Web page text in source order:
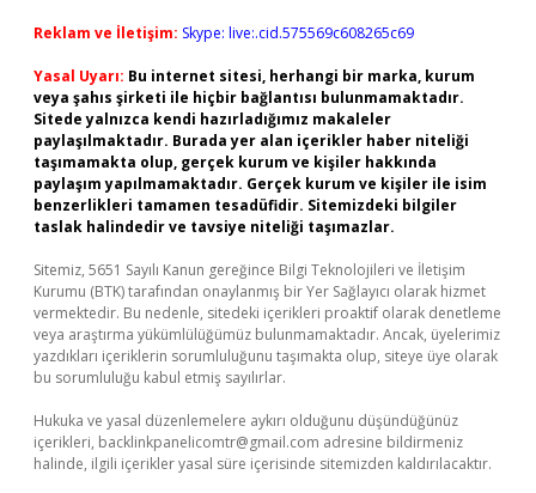
Reklam ve İletişim: Skype: live:.cid.575569c608265c69
Yasal Uyarı: Bu internet sitesi, herhangi bir marka, kurum
veya şahıs şirketi ile hiçbir bağlantısı bulunmamaktadır.
Sitede yalnızca kendi hazırladığımız makaleler
paylaşılmaktadır. Burada yer alan içerikler haber niteliği
taşımamakta olup, gerçek kurum ve kişiler hakkında
paylaşım yapılmamaktadır. Gerçek kurum ve kişiler ile isim
benzerlikleri tamamen tesadüfidir. Sitemizdeki bilgiler
taslak halindedir ve tavsiye niteliği taşımazlar.
Sitemiz, 5651 Sayılı Kanun gereğince Bilgi Teknolojileri ve İletişim
Kurumu (BTK) tarafından onaylanmış bir Yer Sağlayıcı olarak hizmet
vermektedir. Bu nedenle, sitedeki içerikleri proaktif olarak denetleme
veya araştırma yükümlülüğümüz bulunmamaktadır. Ancak, üyelerimiz
yazdıkları içeriklerin sorumluluğunu taşımakta olup, siteye üye olarak
bu sorumluluğu kabul etmiş sayılırlar.
Hukuka ve yasal düzenlemelere aykırı olduğunu düşündüğünüz
içerikleri, backlinkpanelicomtr@gmail.com adresine bildirmeniz
halinde, ilgili içerikler yasal süre içerisinde sitemizden kaldırılacaktır.